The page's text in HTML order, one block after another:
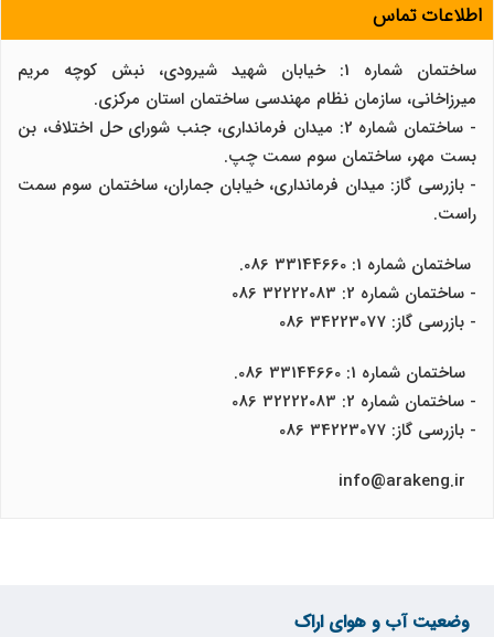
اطلاعات تماس
ساختمان شماره 1: خیابان شهید شیرودی، نبش کوچه مریم
میرزاخانی، سازمان نظام مهندسی ساختمان استان مرکزی.
- ساختمان شماره 2: میدان فرمانداری، جنب شورای حل اختلاف، بن
بست مهر، ساختمان سوم سمت چپ.
- بازرسی گاز: میدان فرمانداری، خیابان جماران، ساختمان سوم سمت
راست.
ساختمان شماره 1: 33144660 086.
- ساختمان شماره 2: 32222083 086
- بازرسی گاز: 34223077 086
ساختمان شماره 1: 33144660 086.
- ساختمان شماره 2: 32222083 086
- بازرسی گاز: 34223077 086
وضعیت آب و هوای اراک